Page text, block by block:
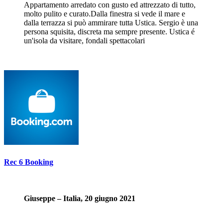
Appartamento arredato con gusto ed attrezzato di tutto,
molto pulito e curato.Dalla finestra si vede il mare e
dalla terrazza si può ammirare tutta Ustica. Sergio è una
persona squisita, discreta ma sempre presente. Ustica é
un'isola da visitare, fondali spettacolari
Rec 6 Booking
Giuseppe – Italia, 20 giugno 2021